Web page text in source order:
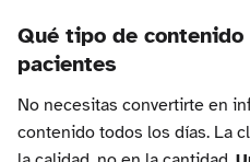
Qué tipo de
pacientes
No necesitas convertirte en
contenido todos los días. La